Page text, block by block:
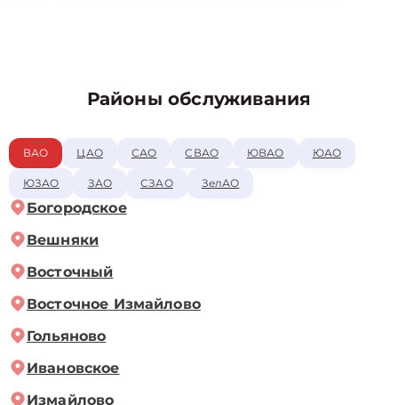
Районы обслуживания
ВАО ЦАО САО СВАО ЮВАО ЮАО
ЮЗАО ЗАО СЗАО ЗелАО
Богородское
Вешняки
Восточный
Восточное Измайлово
Гольяново
Ивановское
Измайлово